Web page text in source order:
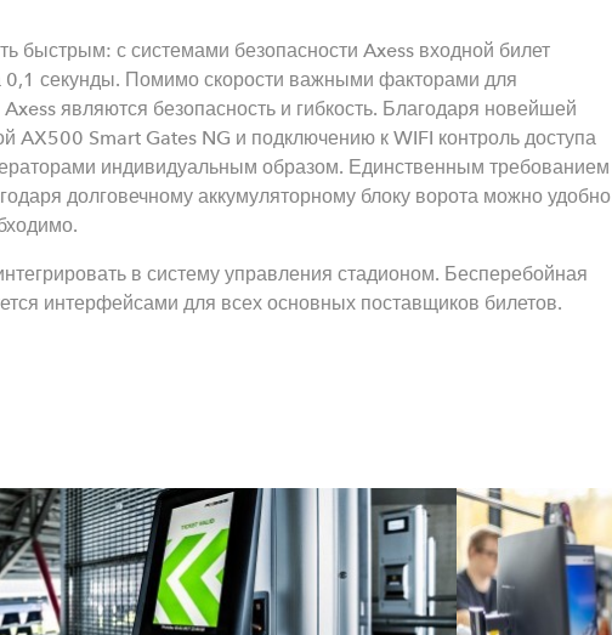
быстрым: с системами безопасности Axess входной билет
0,1 секунды. Помимо скорости важными факторами для
являются безопасность и гибкость. Благодаря новейшей
AX500 Smart Gates NG и подключению к WIFI контроль доступа
индивидуальным образом. Единственным требованием
долговечному аккумуляторному блоку ворота можно удобно
в систему управления стадионом. Бесперебойная
интерфейсами для всех основных поставщиков билетов.